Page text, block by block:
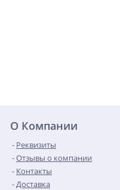
О Компании
Реквизиты
Отзывы о компании
Контакты
Доставка